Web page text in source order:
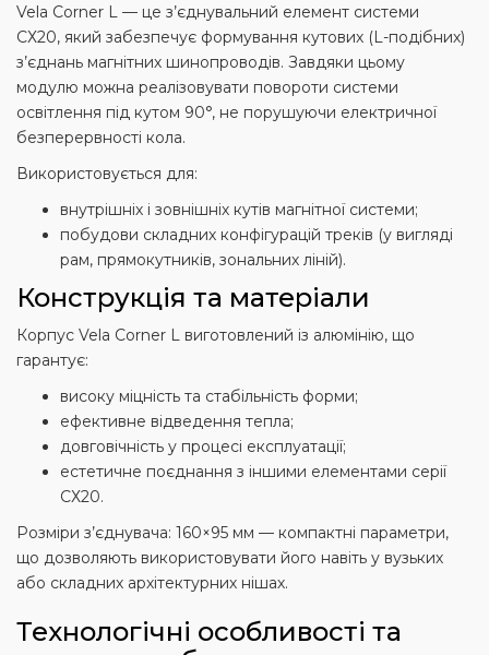
Vela Corner L — це з’єднувальний елемент системи
СХ20, який забезпечує формування кутових (L-подібних)
з’єднань магнітних шинопроводів. Завдяки цьому
модулю можна реалізовувати повороти системи
освітлення під кутом 90°, не порушуючи електричної
безперервності кола.
Використовується для:
внутрішніх і зовнішніх кутів магнітної системи;
побудови складних конфігурацій треків (у вигляді
рам, прямокутників, зональних ліній).
Конструкція та матеріали
Корпус Vela Corner L виготовлений із алюмінію, що
гарантує:
високу міцність та стабільність форми;
ефективне відведення тепла;
довговічність у процесі експлуатації;
естетичне поєднання з іншими елементами серії
СХ20.
Розміри з’єднувача: 160×95 мм — компактні параметри,
що дозволяють використовувати його навіть у вузьких
або складних архітектурних нішах.
Технологічні особливості та